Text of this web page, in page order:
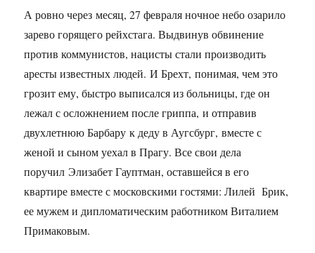
А ровно через месяц, 27 февраля ночное небо озарило
зарево горящего рейхстага. Выдвинув обвинение
против коммунистов, нацисты стали производить
аресты известных людей. И Брехт, понимая, чем это
грозит ему, быстро выписался из больницы, где он
лежал с осложнением после гриппа, и отправив
двухлетнюю Барбару к деду в Аугсбург, вместе с
женой и сыном уехал в Прагу. Все свои дела
поручил Элизабет Гауптман, оставшейся в его
квартире вместе с московскими гостями: Лилей Брик,
ее мужем и дипломатическим работником Виталием
Примаковым.